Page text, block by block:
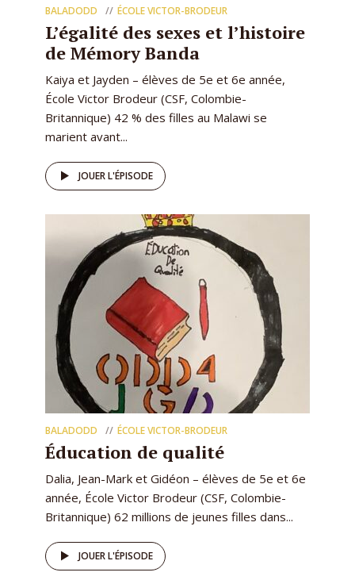
BALADODD ÉCOLE VICTOR-BRODEUR
L’égalité des sexes et l’histoire
de Mémory Banda
Kaiya et Jayden – élèves de 5e et 6e année,
École Victor Brodeur (CSF, Colombie-
Britannique) 42 % des filles au Malawi se
marient avant...
JOUER L'ÉPISODE
BALADODD ÉCOLE VICTOR-BRODEUR
Éducation de qualité
Dalia, Jean-Mark et Gidéon – élèves de 5e et 6e
année, École Victor Brodeur (CSF, Colombie-
Britannique) 62 millions de jeunes filles dans...
JOUER L'ÉPISODE